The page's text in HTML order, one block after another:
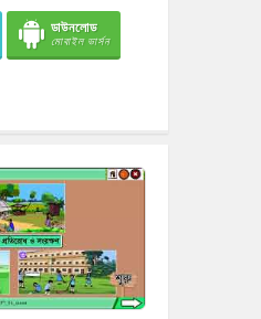
ডাউনলোড
মোবাইল ভার্সন